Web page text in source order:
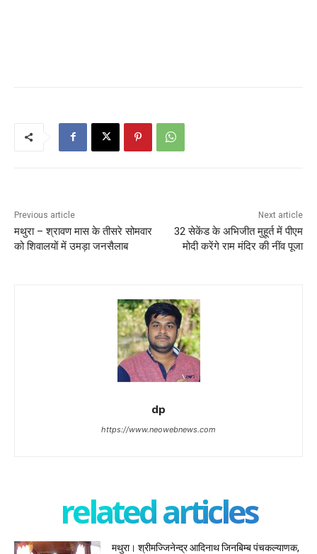
Previous article
मथुरा – श्रावण मास के तीसरे सोमवार
को शिवालयों में उमड़ा जनसैलाब
Next article
32 सेकेंड के अभिजीत मुहूर्त में पीएम
मोदी करेंगे राम मंदिर की नींव पूजा
dp
https://www.neowebnews.com
related articles
मथुरा। श्रीमज्जिनेन्द्र आदिनाथ जिनबिम्ब पंचकल्याणक,